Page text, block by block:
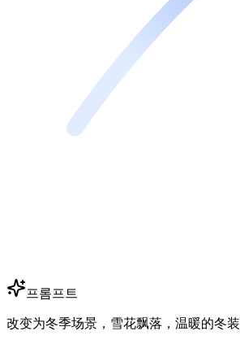
프롬프트
改变为冬季场景，雪花飘落，温暖的冬装